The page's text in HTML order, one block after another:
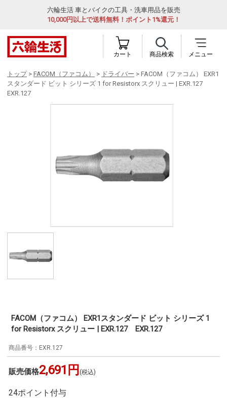
六輪生活 車とバイクの工具・洗車用品を販売
10,000円以上で送料無料！ポイント1%還元！
カート 商品検索 メニュー
トップ> FACOM（ファコム） > ドライバー > FACOM（ファコム） EXR1
スタンダード ビット シリーズ 1 for Resistorx スクリュー | EXR.127
EXR.127
FACOM（ファコム） EXR1スタンダード ビット シリーズ 1
for Resistorx スクリュー | EXR.127 EXR.127
EXR.127
販売価格2,691円 (税込)
24ポイント付与